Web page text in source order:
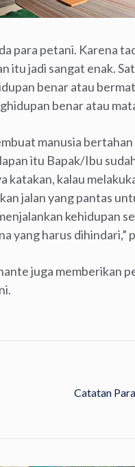
para petani. Karena
itu jadi sangat enak.
benar atau
benar atau
manusia
itu Bapak/Ibu
katakan, kalau
jalan yang pantas
kehidupan
yang harus dihindari,”
juga memberikan
Catatan